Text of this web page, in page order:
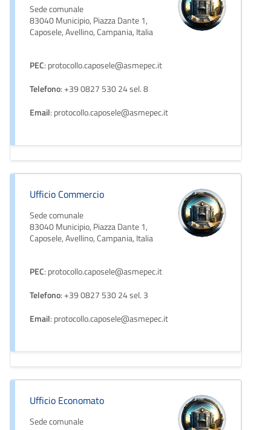
Sede comunale
83040 Municipio, Piazza Dante 1,
Caposele, Avellino, Campania, Italia
PEC: protocollo.caposele@asmepec.it
Telefono: +39 0827 530 24 sel. 8
Email: protocollo.caposele@asmepec.it
Ufficio Commercio
Sede comunale
83040 Municipio, Piazza Dante 1,
Caposele, Avellino, Campania, Italia
PEC: protocollo.caposele@asmepec.it
Telefono: +39 0827 530 24 sel. 3
Email: protocollo.caposele@asmepec.it
Ufficio Economato
Sede comunale